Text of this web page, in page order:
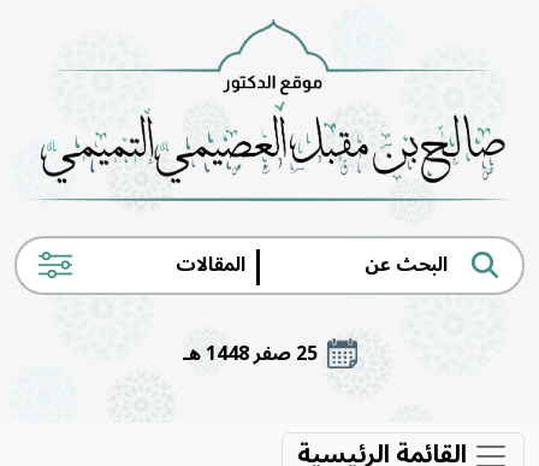
|
25 صفر 1448 هـ
القائمة الرئيسية